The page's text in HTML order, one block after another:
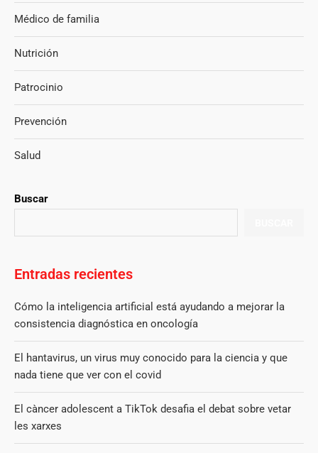
Buscar
Entradas recientes
Cómo la inteligencia artificial está ayudando a mejorar la
consistencia diagnóstica en oncología
El hantavirus, un virus muy conocido para la ciencia y que
nada tiene que ver con el covid
El càncer adolescent a TikTok desafia el debat sobre vetar
les xarxes
Médico de familia
Nutrición
Patrocinio
Prevención
Salud